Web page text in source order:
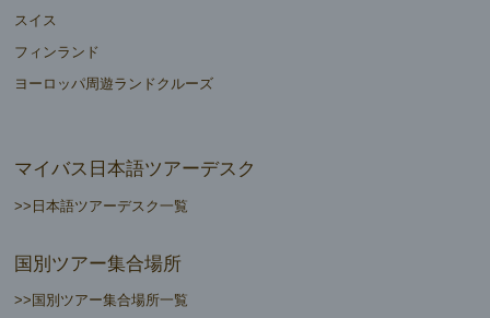
スイス
フィンランド
ヨーロッパ周遊ランドクルーズ
マイバス日本語ツアーデスク
>>日本語ツアーデスク一覧
国別ツアー集合場所
>>国別ツアー集合場所一覧